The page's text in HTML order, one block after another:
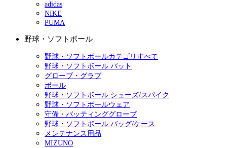
adidas
NIKE
PUMA
野球・ソフトボール
野球・ソフトボールカテゴリすべて
野球・ソフトボール バット
グローブ・グラブ
ボール
野球・ソフトボール シューズ/スパイク
野球・ソフトボールウェア
守備・バッティンググローブ
野球・ソフトボール バッグ/ケース
メンテナンス用品
MIZUNO